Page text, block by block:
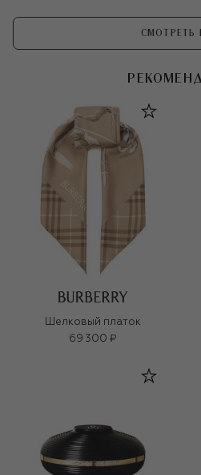
СМОТРЕТЬ
Шелковый платок
69 300 ₽